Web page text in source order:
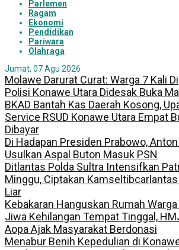
Parlemen
Ragam
Ekonomi
Pendidikan
Pariwara
Olahraga
Jumat, 07 Agu 2026
Molawe Darurat Curat: Warga 7 Kali
Polisi Konawe Utara Didesak Buka
BKAD Bantah Kas Daerah Kosong,
Service RSUD Konawe Utara Empat
Dibayar
Di Hadapan Presiden Prabowo,
Usulkan Aspal Buton Masuk PSN
Ditlantas Polda Sultra Intensifkan
Minggu, Ciptakan Kamseltibcarlantas
Liar
Kebakaran Hanguskan Rumah
Jiwa Kehilangan Tempat Tinggal,
Aopa Ajak Masyarakat Berdonasi
Menabur Benih Kepedulian di